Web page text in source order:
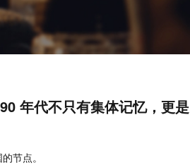
年代不只有集体记忆，更是
节点。